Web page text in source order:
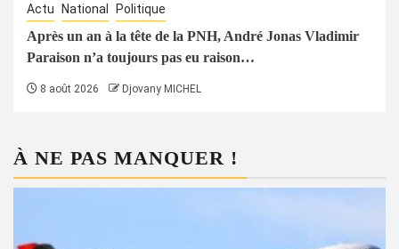
Actu National Politique
Après un an à la tête de la PNH, André Jonas Vladimir
Paraison n’a toujours pas eu raison…
8 août 2026 Djovany MICHEL
À NE PAS MANQUER !